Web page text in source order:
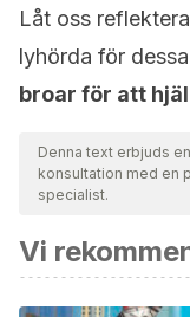
Låt oss
lyhörda för
broar för att
Denna text erbjuds
konsultation med en
specialist.
Vi